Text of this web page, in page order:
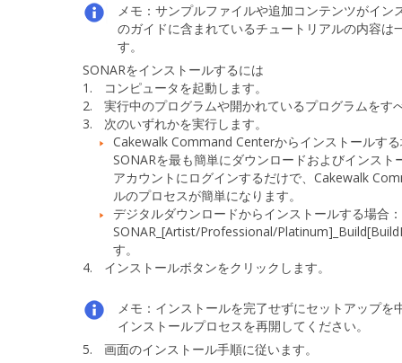
メモ：サンプルファイルや追加コンテンツがイ
のガイドに含まれているチュートリアルの内容
す。
SONARをインストールするには
1.
コンピュータを起動します。
2.
実行中のプログラムや開かれているプログラムをす
3.
次のいずれかを実行します。
Cakewalk Command Centerからインストールす
SONARを最も簡単にダウンロードおよびインス
アカウントにログインするだけで、Cakewalk
ルのプロセスが簡単になります。
デジタルダウンロードからインストールする場合：
SONAR_[Artist/Professional/
す。
4.
インストールボタンをクリックします。
メモ： インストールを完了せずにセットアップ
インストールプロセスを再開してください。
5.
画面のインストール手順に従います。